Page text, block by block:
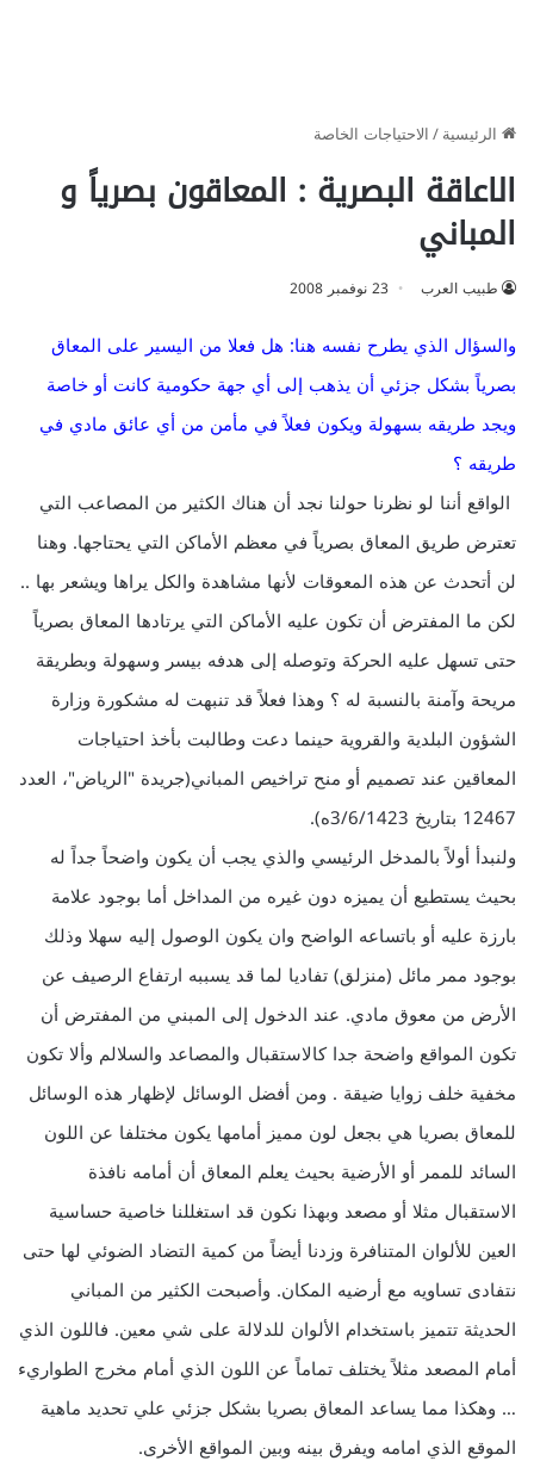
الرئيسية/الاحتياجات الخاصة
الاعاقة البصرية : المعاقون بصرياً و
المباني
طبيب العرب 23 نوفمبر 2008
والسؤال الذي يطرح نفسه هنا: هل فعلا من اليسير على المعاق
بصرياً بشكل جزئي أن يذهب إلى أي جهة حكومية كانت أو خاصة
ويجد طريقه بسهولة ويكون فعلاً في مأمن من أي عائق مادي في
طريقه ؟
الواقع أننا لو نظرنا حولنا نجد أن هناك الكثير من المصاعب التي
تعترض طريق المعاق بصرياً في معظم الأماكن التي يحتاجها. وهنا
لن أتحدث عن هذه المعوقات لأنها مشاهدة والكل يراها ويشعر بها ..
لكن ما المفترض أن تكون عليه الأماكن التي يرتادها المعاق بصرياً
حتى تسهل عليه الحركة وتوصله إلى هدفه بيسر وسهولة وبطريقة
مريحة وآمنة بالنسبة له ؟ وهذا فعلاً قد تنبهت له مشكورة وزارة
الشؤون البلدية والقروية حينما دعت وطالبت بأخذ احتياجات
المعاقين عند تصميم أو منح تراخيص المباني(جريدة "الرياض"، العدد
12467 بتاريخ 3/6/1423ه).
ولنبدأ أولاً بالمدخل الرئيسي والذي يجب أن يكون واضحاً جداً له
بحيث يستطيع أن يميزه دون غيره من المداخل أما بوجود علامة
بارزة عليه أو باتساعه الواضح وان يكون الوصول إليه سهلا وذلك
بوجود ممر مائل (منزلق) تفاديا لما قد يسببه ارتفاع الرصيف عن
الأرض من معوق مادي. عند الدخول إلى المبني من المفترض أن
تكون المواقع واضحة جدا كالاستقبال والمصاعد والسلالم وألا تكون
مخفية خلف زوايا ضيقة . ومن أفضل الوسائل لإظهار هذه الوسائل
للمعاق بصريا هي بجعل لون مميز أمامها يكون مختلفا عن اللون
السائد للممر أو الأرضية بحيث يعلم المعاق أن أمامه نافذة
الاستقبال مثلا أو مصعد وبهذا نكون قد استغللنا خاصية حساسية
العين للألوان المتنافرة وزدنا أيضاً من كمية التضاد الضوئي لها حتى
نتفادى تساويه مع أرضيه المكان. وأصبحت الكثير من المباني
الحديثة تتميز باستخدام الألوان للدلالة على شي معين. فاللون الذي
أمام المصعد مثلاً يختلف تماماً عن اللون الذي أمام مخرج الطواريء
… وهكذا مما يساعد المعاق بصريا بشكل جزئي علي تحديد ماهية
الموقع الذي امامه ويفرق بينه وبين المواقع الأخرى.